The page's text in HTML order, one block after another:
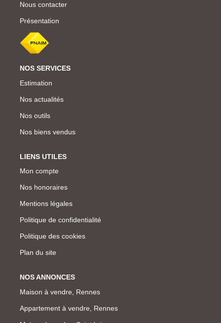
Nous contacter
Présentation
NOS SERVICES
Estimation
Nos actualités
Nos outils
Nos biens vendus
LIENS UTILES
Mon compte
Nos honoraires
Mentions légales
Politique de confidentialité
Politique des cookies
Plan du site
NOS ANNONCES
Maison à vendre, Rennes
Appartement à vendre, Rennes